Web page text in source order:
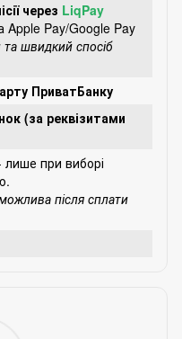
через LiqPay
Apple Pay/Google Pay
швидкий спосіб
ПриватБанку
(за реквізитами
лише при виборі
після сплати